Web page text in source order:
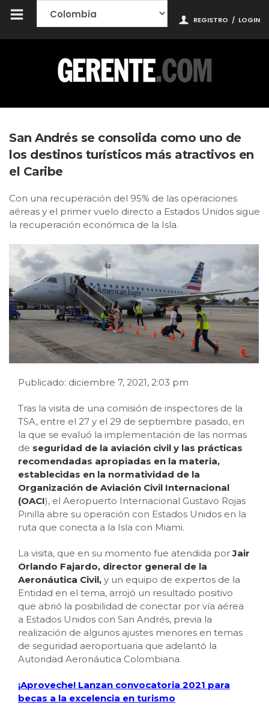
REGISTRO / LOGIN
San Andrés se consolida como uno de
los destinos turísticos más atractivos en
el Caribe
Con una recuperación del 95% de las operaciones
aéreas y el primer vuelo directo a Estados Unidos sigue
la recuperación económica de la Isla.
Publicado: diciembre 7, 2021, 2:03 pm
Tras la visita de una comisión de inspectores de la
TSA, entre el 27 y el 29 de septiembre pasado, en
la que se evaluó la implementación de las normas
de seguridad de la aviación civil y las prácticas
recomendadas apropiadas en la materia,
establecidas en la normatividad de la
Organización de Aviación Civil Internacional
(OACI), el Aeropuerto Internacional Gustavo Rojas
Pinilla abre su operación con Estados Unidos en la
ruta que conecta a la Isla con Miami.
La visita, que en su momento fue atendida porJair
Orlando Fajardo, director general de la
Aeronáutica Civil, y un equipo de expertos de la
Entidad en el tema, arrojó un resultado positivo
que abrió la posibilidad de conectar por vía aérea
a Estados Unidos con San Andrés, previa la
realización de algunos ajustes menores en temas
de seguridad aeroportuaria que adelantó la
Autoridad Aeronáutica Colombiana.
¡Aproveche! Lanzan convocatoria 2021 para
becas a la excelencia en turismo